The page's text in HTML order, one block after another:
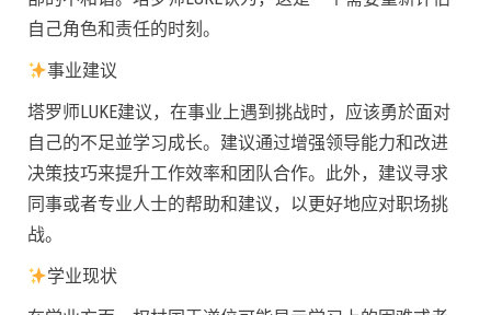
自己角色和责任的时刻。
事业建议
塔罗师LUKE建议，在事业上遇到挑战时，应该勇於面对
自己的不足並学习成长。建议通过增强领导能力和改进
决策技巧来提升工作效率和团队合作。此外，建议寻求
同事或者专业人士的帮助和建议，以更好地应对职场挑
战。
学业现状